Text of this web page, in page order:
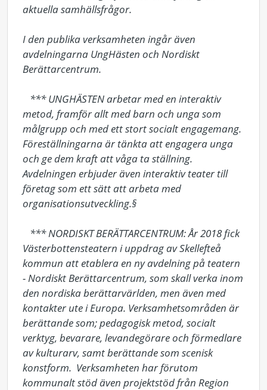
aktuella samhällsfrågor.
I den publika verksamheten ingår även
avdelningarna UngHästen och Nordiskt
Berättarcentrum.
metod, framför allt med barn och unga som
målgrupp och med ett stort socialt engagemang.
Föreställningarna är tänkta att engagera unga
och ge dem kraft att våga ta ställning.
Avdelningen erbjuder även interaktiv teater till
företag som ett sätt att arbeta med
organisationsutveckling.§
Västerbottensteatern i uppdrag av Skellefteå
kommun att etablera en ny avdelning på teatern
- Nordiskt Berättarcentrum, som skall verka inom
den nordiska berättarvärlden, men även med
kontakter ute i Europa. Verksamhetsområden är
berättande som; pedagogisk metod, socialt
verktyg, bevarare, levandegörare och förmedlare
av kulturarv, samt berättande som scenisk
konstform.  Verksamheten har förutom
kommunalt stöd även projektstöd från Region